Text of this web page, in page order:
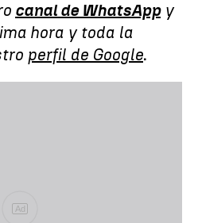
canal de WhatsAppy
hora y toda la
perfil de Google.
Ad